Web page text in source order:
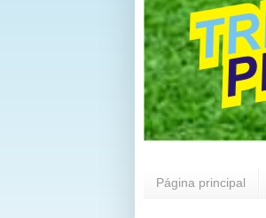
Página principal